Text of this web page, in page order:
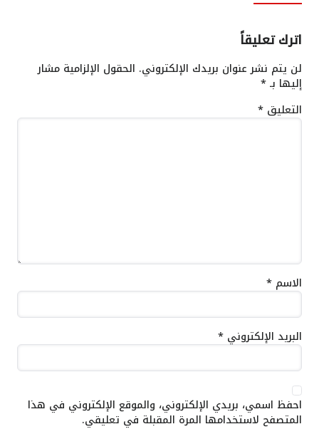
اترك تعليقاً
لن يتم نشر عنوان بريدك الإلكتروني. الحقول الإلزامية مشار
إليها بـ*
التعليق *
الاسم *
البريد الإلكتروني *
احفظ اسمي، بريدي الإلكتروني، والموقع الإلكتروني في هذا
المتصفح لاستخدامها المرة المقبلة في تعليقي.